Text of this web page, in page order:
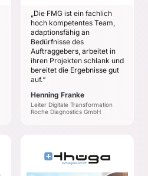
„Die FMG ist ein fachlich
hoch kompetentes Team,
adaptionsfähig an
Bedürfnisse des
Auftraggebers, arbeitet in
ihren Projekten schlank und
bereitet die Ergebnisse gut
auf.“
Henning Franke
Leiter Digitale Transformation
Roche Diagnostics GmbH
Marcus Getta